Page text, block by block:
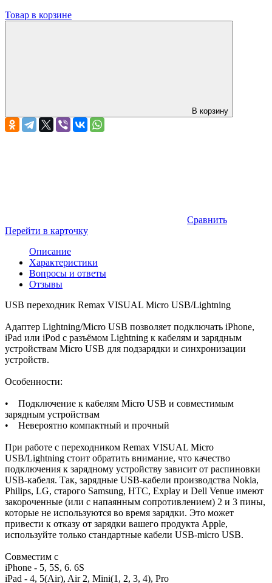
Товар в корзине
В корзину
Сравнить
Перейти в карточку
Описание
Характеристики
Вопросы и ответы
Отзывы
USB переходник Remax VISUAL Micro USB/Lightning
Адаптер Lightning/Micro USB позволяет подключать iPhone,
iPad или iPod с разъёмом Lightning к кабелям и зарядным
устройствам Micro USB для подзарядки и синхронизации
устройств.
Особенности:
• Подключение к кабелям Micro USB и совместимым
зарядным устройствам
• Невероятно компактный и прочный
При работе с переходником Remax VISUAL Micro
USB/Lightning стоит обратить внимание, что качество
подключения к зарядному устройству зависит от распиновки
USB-кабеля. Так, зарядные USB-кабели производства Nokia,
Philips, LG, старого Samsung, HTC, Explay и Dell Venue имеют
закороченные (или с напаянным сопротивлением) 2 и 3 пины,
которые не используются во время зарядки. Это может
привести к отказу от зарядки вашего продукта Apple,
используйте только стандартные кабели USB-micro USB.
Совместим с
iPhone - 5, 5S, 6. 6S
iPad - 4, 5(Air), Air 2, Mini(1, 2, 3, 4), Pro